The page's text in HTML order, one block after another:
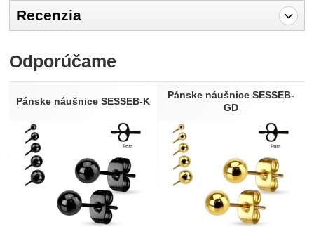
Recenzia
Recenzia
Nebola pridaná žiadna recenzia.
Odporúčame
Pánske náušnice SESSEB-K
Pánske náušnice SESSEB-
GD